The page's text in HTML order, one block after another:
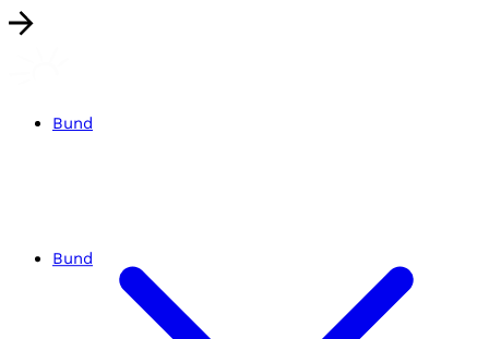
Bund
Bund